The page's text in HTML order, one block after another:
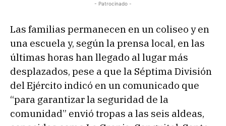
- Patrocinado -
Las familias permanecen en un coliseo y en
una escuela y, según la prensa local, en las
últimas horas han llegado al lugar más
desplazados, pese a que la Séptima División
del Ejército indicó en un comunicado que
“para garantizar la seguridad de la
comunidad” envió tropas a las seis aldeas,